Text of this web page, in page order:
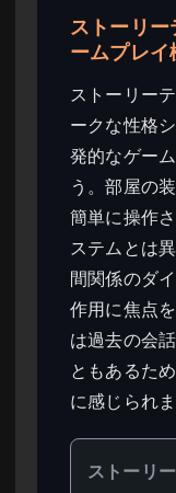
ストーリ
ームプレイ
ストーリー
ークな性格
発的なゲー
う。部屋の
簡単に操作
ステムとは
間関係のダ
作用に焦点
は過去の会
ともあるた
に感じられま
ストーリ